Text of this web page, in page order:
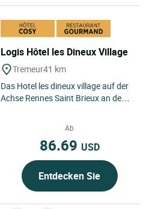
Logis Hôtel les Dineux Village
Tremeur41 km
Das Hotel les dineux village auf der
Achse Rennes Saint Brieux an den
Ab
86.69 USD
Entdecken Sie